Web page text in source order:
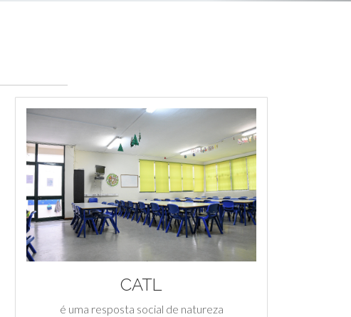
CATL
é uma resposta social de natureza